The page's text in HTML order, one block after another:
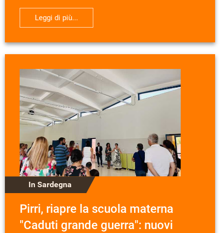
Leggi di più...
In Sardegna
Pirri, riapre la scuola materna
"Caduti grande guerra": nuovi